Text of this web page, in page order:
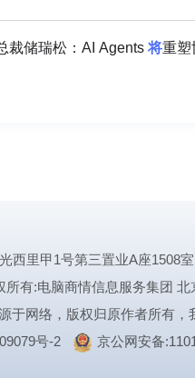
裁储瑞松：AI Agents将重塑
西里甲1号第三置业A座1508
所有:电脑商情信息服务集团
于网络，版权归原作者所有
号-2
京公网安备